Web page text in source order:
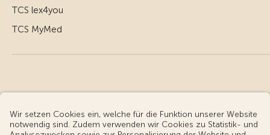
TCS lex4you
TCS MyMed